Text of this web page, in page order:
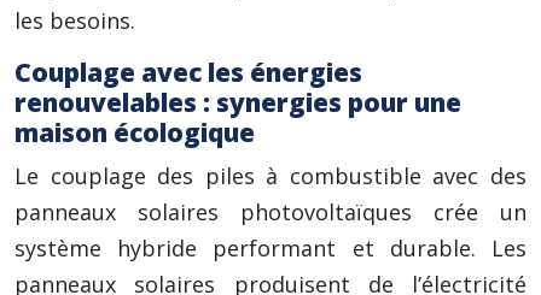
les besoins.
Couplage avec les énergies
renouvelables : synergies pour une
maison écologique
Le couplage des piles à combustible avec des
panneaux solaires photovoltaïques crée un
système hybride performant et durable. Les
panneaux solaires produisent de l’électricité